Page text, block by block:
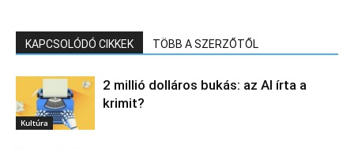
KAPCSOLÓDÓ CIKKEK TÖBB A SZERZŐTŐL
Kultúra
2 millió dolláros bukás: az AI írta a
krimit?